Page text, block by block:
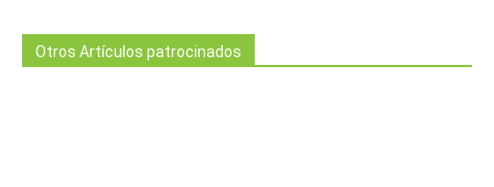
Otros Artículos patrocinados